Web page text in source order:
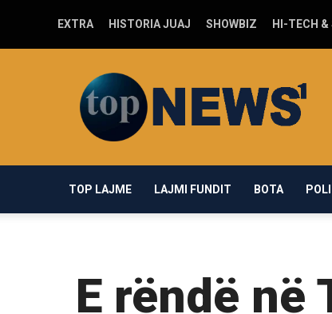
EXTRA HISTORIA JUAJ SHOWBIZ HI-TECH &
news1.com
TOP LAJME LAJMI FUNDIT BOTA
E rëndë